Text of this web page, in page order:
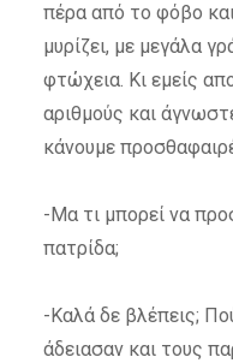
πέρα από το φόβο
μυρίζει, με μεγάλα
φτώχεια. Κι εμείς
αριθμούς και
κάνουμε
-Μα τι μπορεί να
πατρίδα;
-Καλά δε βλέπεις;
άδειασαν και τους